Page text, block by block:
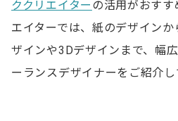
ククリエイター の活用がおすす
エイターでは、紙のデザイン
ザインや3Dデザインまで、幅
ーランスデザイナーをご紹介し